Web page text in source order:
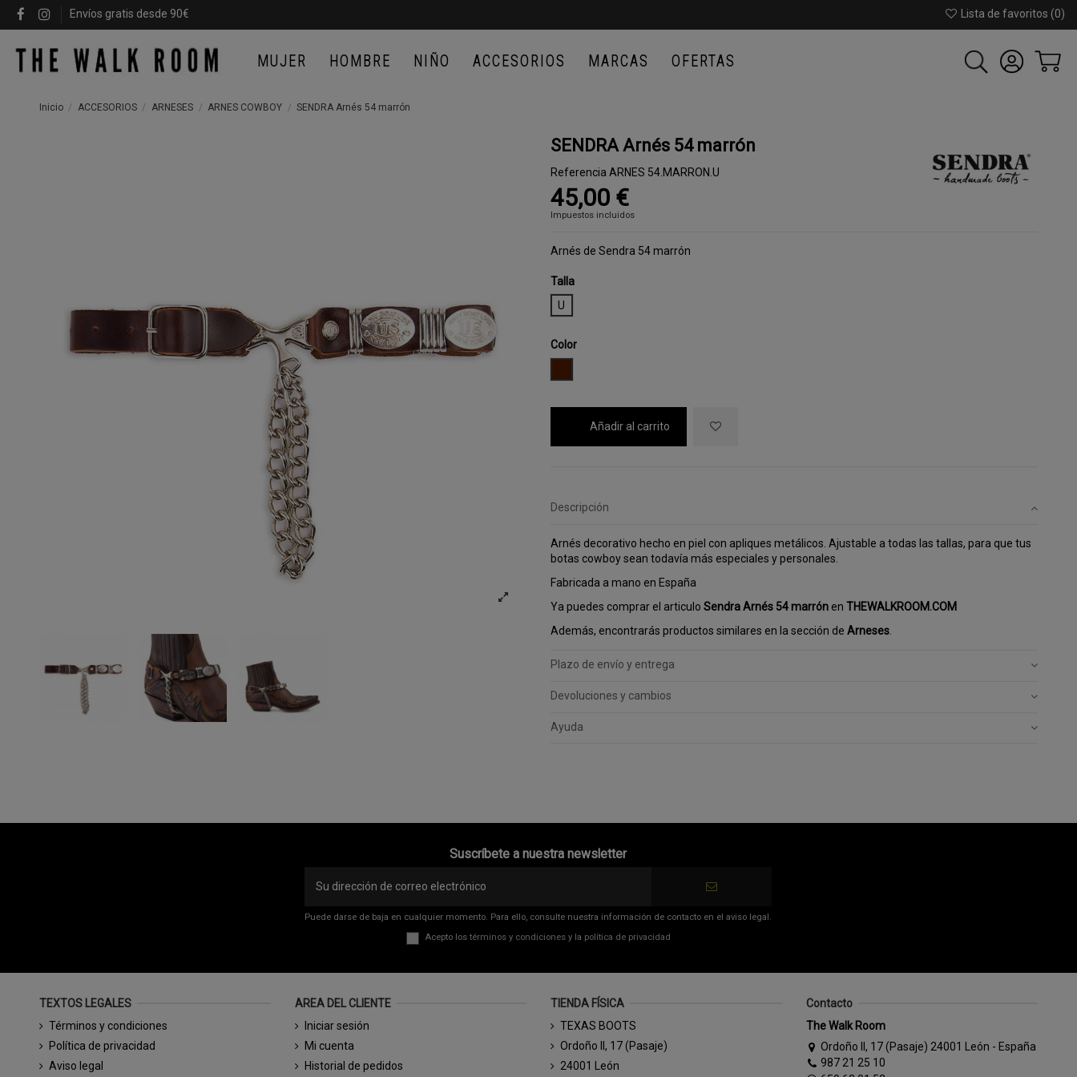
Envíos gratis desde 90€ Lista de favoritos (0)
MUJER HOMBRE NIÑO ACCESORIOS MARCAS OFERTAS
Inicio ACCESORIOS ARNESES ARNES COWBOY SENDRA Arnés 54 marrón
SENDRA Arnés 54 marrón
Referencia ARNES 54.MARRON.U
45,00 €
Impuestos incluidos
Arnés de Sendra 54 marrón
Talla
U
Color
Añadir al carrito
Descripción
Arnés decorativo hecho en piel con apliques metálicos. Ajustable a todas las tallas, para que tus
botas cowboy sean todavía más especiales y personales.
Fabricada a mano en España
Ya puedes comprar el articulo Sendra Arnés 54 marrónen THEWALKROOM.COM
Además, encontrarás productos similares en la sección de Arneses.
Plazo de envío y entrega
Devoluciones y cambios
Ayuda
Suscríbete a nuestra newsletter
Puede darse de baja en cualquier momento. Para ello, consulte nuestra información de contacto en el aviso legal.
Acepto los términos y condicionesy la política de privacidad
TEXTOS LEGALES
Términos y condiciones
Política de privacidad
Aviso legal
AREA DEL CLIENTE
Iniciar sesión
Mi cuenta
Historial de pedidos
TIENDA FÍSICA
TEXAS BOOTS
Ordoño II, 17 (Pasaje)
24001 León
Contacto
The Walk Room
Ordoño II, 17 (Pasaje) 24001 León - España
987 21 25 10